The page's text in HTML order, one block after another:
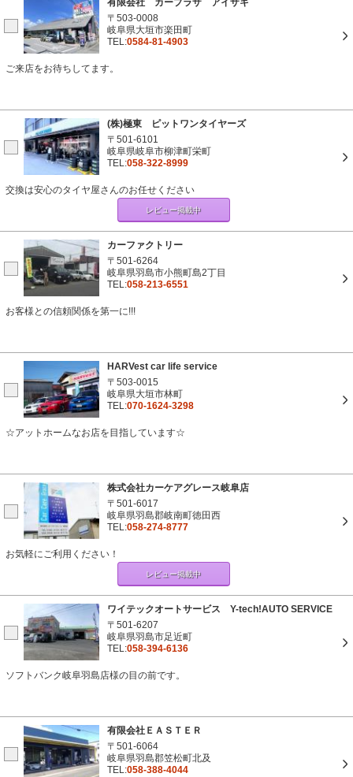
有限会社 カープラザ アイザキ
〒503-0008
岐阜県大垣市楽田町
TEL:0584-81-4903
ご来店をお待ちしてます。
(株)極東 ピットワンタイヤーズ
〒501-6101
岐阜県岐阜市柳津町栄町
TEL:058-322-8999
交換は安心のタイヤ屋さんのお任せください
レビュー掲載中
カーファクトリー
〒501-6264
岐阜県羽島市小熊町島2丁目
TEL:058-213-6551
お客様との信頼関係を第一に!!!
HARVest car life service
〒503-0015
岐阜県大垣市林町
TEL:070-1624-3298
☆アットホームなお店を目指しています☆
株式会社カーケアグレース岐阜店
〒501-6017
岐阜県羽島郡岐南町徳田西
TEL:058-274-8777
お気軽にご利用ください！
レビュー掲載中
ワイテックオートサービス Y-tech!AUTO SERVICE
〒501-6207
岐阜県羽島市足近町
TEL:058-394-6136
ソフトバンク岐阜羽島店様の目の前です。
有限会社ＥＡＳＴＥＲ
〒501-6064
岐阜県羽島郡笠松町北及
TEL:058-388-4044